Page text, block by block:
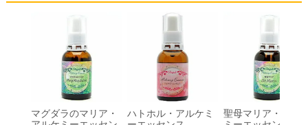
マグダラのマリア・
ハトホル・アルケミ
聖母マリア・アル